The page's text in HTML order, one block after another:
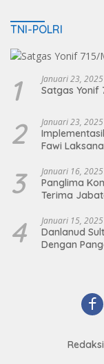
TNI-POLRI
1 Januari 23, 2025
Satgas Yonif
2 Januari 23, 2025
Fawi
3 Januari 16, 2025
Panglima Komando
Terima
4 Januari 15, 2025
Danlanud
Dengan
Redaksi